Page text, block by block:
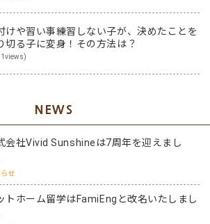
けや習い事練習しない子が、決めたことを
切る子に変身！その方法は？
NEWS
会社Vivid Sunshineは7周年を迎えまし
せ
トホーム留学はFamiEngと改名いたしまし